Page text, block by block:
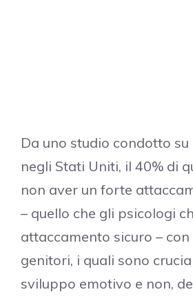
Da uno studio condotto
negli Stati Uniti, il 40% di
non aver un forte
– quello che gli psicologi
attaccamento sicuro –
genitori, i quali sono
sviluppo emotivo e non,